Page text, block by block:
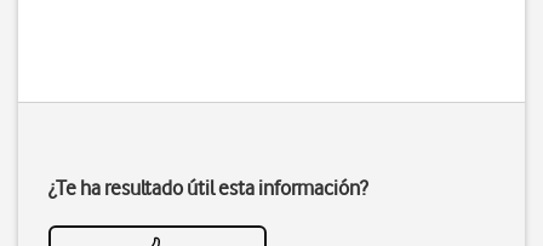
¿Te ha resultado útil esta información?